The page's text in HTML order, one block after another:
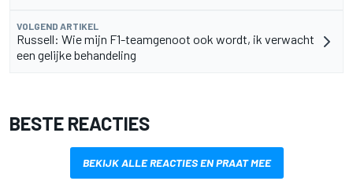
VOLGEND ARTIKEL
Russell: Wie mijn F1-teamgenoot ook wordt, ik verwacht
een gelijke behandeling
BESTE REACTIES
BEKIJK ALLE REACTIES EN PRAAT MEE